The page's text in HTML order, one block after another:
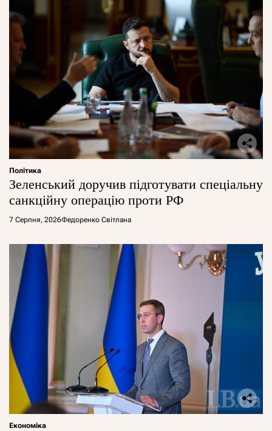
Політика
Зеленський доручив підготувати спеціальну
санкційну операцію проти РФ
7 Серпня, 2026Федоренко Світлана
Економіка